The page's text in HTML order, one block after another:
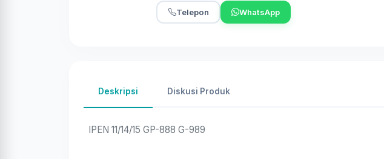
Telepon WhatsApp
Deskripsi Diskusi Produk
IPEN 11/14/15 GP-888 G-989